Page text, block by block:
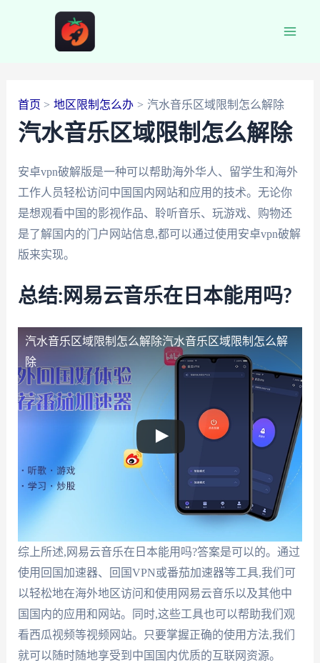
首页 地区限制怎么办 汽水音乐区域限制怎么解除
汽水音乐区域限制怎么解除
安卓vpn破解版是一种可以帮助海外华人、留学生和海外
工作人员轻松访问中国国内网站和应用的技术。无论你
是想观看中国的影视作品、聆听音乐、玩游戏、购物还
是了解国内的门户网站信息,都可以通过使用安卓vpn破解
版来实现。
总结:网易云音乐在日本能用吗?
汽水音乐区域限制怎么解除汽水音乐区域限制怎么解
除
综上所述,网易云音乐在日本能用吗?答案是可以的。通过
使用回国加速器、回国VPN或番茄加速器等工具,我们可
以轻松地在海外地区访问和使用网易云音乐以及其他中
国国内的应用和网站。同时,这些工具也可以帮助我们观
看西瓜视频等视频网站。只要掌握正确的使用方法,我们
就可以随时随地享受到中国国内优质的互联网资源。